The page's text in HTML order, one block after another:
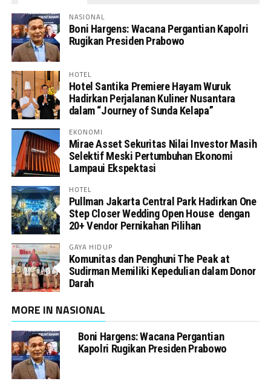
NASIONAL
Boni Hargens: Wacana Pergantian Kapolri
Rugikan Presiden Prabowo
HOTEL
Hotel Santika Premiere Hayam Wuruk
Hadirkan Perjalanan Kuliner Nusantara
dalam “Journey of Sunda Kelapa”
EKONOMI
Mirae Asset Sekuritas Nilai Investor Masih
Selektif Meski Pertumbuhan Ekonomi
Lampaui Ekspektasi
HOTEL
Pullman Jakarta Central Park Hadirkan One
Step Closer Wedding Open House dengan
20+ Vendor Pernikahan Pilihan
GAYA HIDUP
Komunitas dan Penghuni The Peak at
Sudirman Memiliki Kepedulian dalam Donor
Darah
MORE IN NASIONAL
Boni Hargens: Wacana Pergantian
Kapolri Rugikan Presiden Prabowo